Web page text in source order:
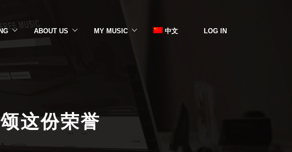
ABOUT US MY MUSIC 中文 LOG IN
这份荣誉